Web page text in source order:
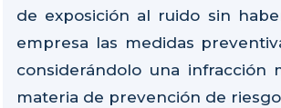
de exposición al ruido sin
empresa las medidas
considerándolo una infracción
materia de prevención de